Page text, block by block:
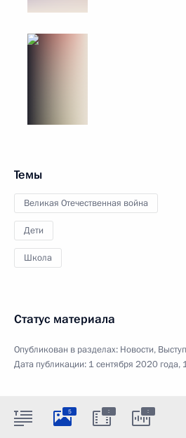
Темы
Великая Отечественная война
Дети
Школа
Статус материала
Опубликован в разделах: Новости,
Дата публикации: 1 сентября 2020 года,
5 : :